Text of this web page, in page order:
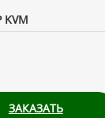
KVM
ЗАКАЗАТЬ